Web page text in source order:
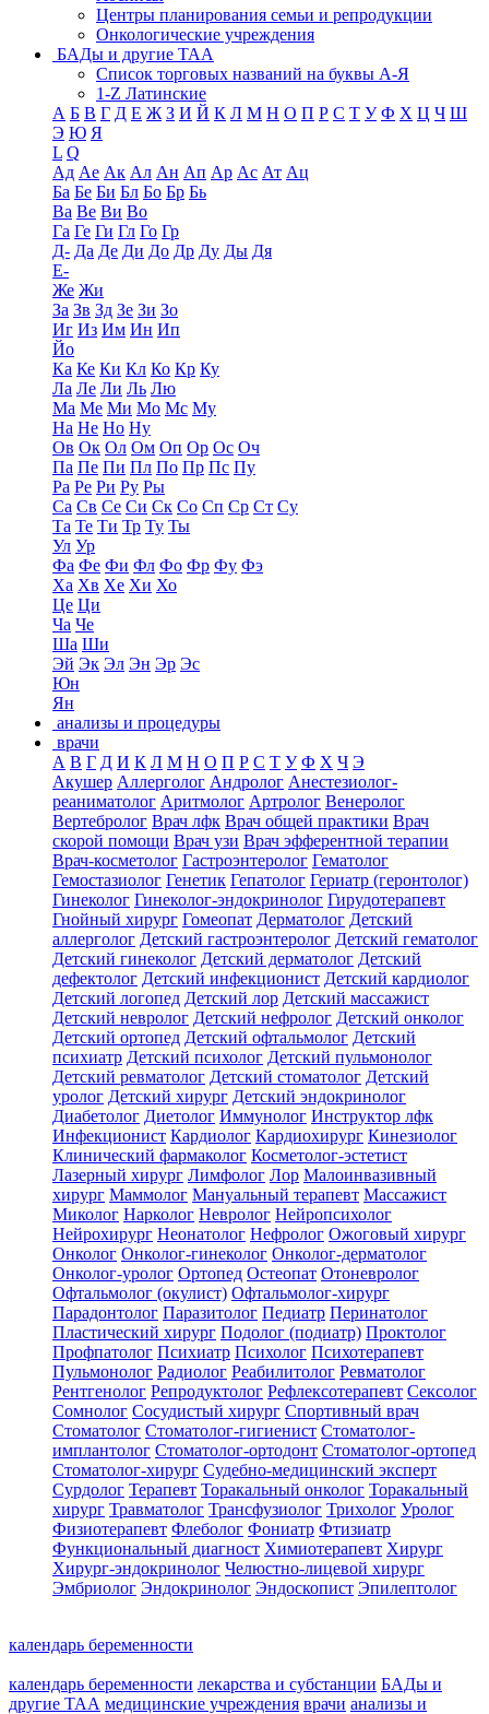
Центры планирования семьи и репродукции
Онкологические учреждения
БАДы и другие ТАА
Список торговых названий на буквы А-Я
1-Z Латинские
А Б В Г Д Е Ж З И Й К Л М Н О П Р С Т У Ф Х Ц Ч Ш
Э Ю Я
L Q
Ад Ае Ак Ал Ан Ап Ар Ас Ат Ац
Ба Бе Би Бл Бо Бр Бь
Ва Ве Ви Во
Га Ге Ги Гл Го Гр
Д- Да Де Ди До Др Ду Ды Дя
Е-
Же Жи
За Зв Зд Зе Зи Зо
Иг Из Им Ин Ип
Йо
Ка Ке Ки Кл Ко Кр Ку
Ла Ле Ли Ль Лю
Ма Ме Ми Мо Мс Му
На Не Но Ну
Ов Ок Ол Ом Оп Ор Ос Оч
Па Пе Пи Пл По Пр Пс Пу
Ра Ре Ри Ру Ры
Са Св Се Си Ск Со Сп Ср Ст Су
Та Те Ти Тр Ту Ты
Ул Ур
Фа Фе Фи Фл Фо Фр Фу Фэ
Ха Хв Хе Хи Хо
Це Ци
Ча Че
Ша Ши
Эй Эк Эл Эн Эр Эс
Юн
Ян
анализы и процедуры
врачи
А В Г Д И К Л М Н О П Р С Т У Ф Х Ч Э
Акушер Аллерголог Андролог Анестезиолог-
реаниматолог Аритмолог Артролог Венеролог
Вертебролог Врач лфк Врач общей практики Врач
скорой помощи Врач узи Врач эфферентной терапии
Врач-косметолог Гастроэнтеролог Гематолог
Гемостазиолог Генетик Гепатолог Гериатр (геронтолог)
Гинеколог Гинеколог-эндокринолог Гирудотерапевт
Гнойный хирург Гомеопат Дерматолог Детский
аллерголог Детский гастроэнтеролог Детский гематолог
Детский гинеколог Детский дерматолог Детский
дефектолог Детский инфекционист Детский кардиолог
Детский логопед Детский лор Детский массажист
Детский невролог Детский нефролог Детский онколог
Детский ортопед Детский офтальмолог Детский
психиатр Детский психолог Детский пульмонолог
Детский ревматолог Детский стоматолог Детский
уролог Детский хирург Детский эндокринолог
Диабетолог Диетолог Иммунолог Инструктор лфк
Инфекционист Кардиолог Кардиохирург Кинезиолог
Клинический фармаколог Косметолог-эстетист
Лазерный хирург Лимфолог Лор Малоинвазивный
хирург Маммолог Мануальный терапевт Массажист
Миколог Нарколог Невролог Нейропсихолог
Нейрохирург Неонатолог Нефролог Ожоговый хирург
Онколог Онколог-гинеколог Онколог-дерматолог
Онколог-уролог Ортопед Остеопат Отоневролог
Офтальмолог (окулист) Офтальмолог-хирург
Парадонтолог Паразитолог Педиатр Перинатолог
Пластический хирург Подолог (подиатр) Проктолог
Профпатолог Психиатр Психолог Психотерапевт
Пульмонолог Радиолог Реабилитолог Ревматолог
Рентгенолог Репродуктолог Рефлексотерапевт Сексолог
Сомнолог Сосудистый хирург Спортивный врач
Стоматолог Стоматолог-гигиенист Стоматолог-
имплантолог Стоматолог-ортодонт Стоматолог-ортопед
Стоматолог-хирург Судебно-медицинский эксперт
Сурдолог Терапевт Торакальный онколог Торакальный
хирург Травматолог Трансфузиолог Трихолог Уролог
Физиотерапевт Флеболог Фониатр Фтизиатр
Функциональный диагност Химиотерапевт Хирург
Хирург-эндокринолог Челюстно-лицевой хирург
Эмбриолог Эндокринолог Эндоскопист Эпилептолог
календарь беременности
календарь беременности лекарства и субстанции БАДы и
другие ТАА медицинские учреждения врачи анализы и